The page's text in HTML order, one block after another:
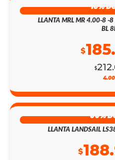
13%
LLANTA MRL MR 4.00-8 -
BL
$
$
55%
LLANTA LANDSAIL
$